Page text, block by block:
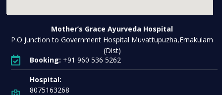
Mother’s Grace Ayurveda Hospital
P.O Junction to Government Hospital Muvattupuzha,Ernakulam
(Dist)
Booking: +91 960 536 5262
Hospital:
8075163268